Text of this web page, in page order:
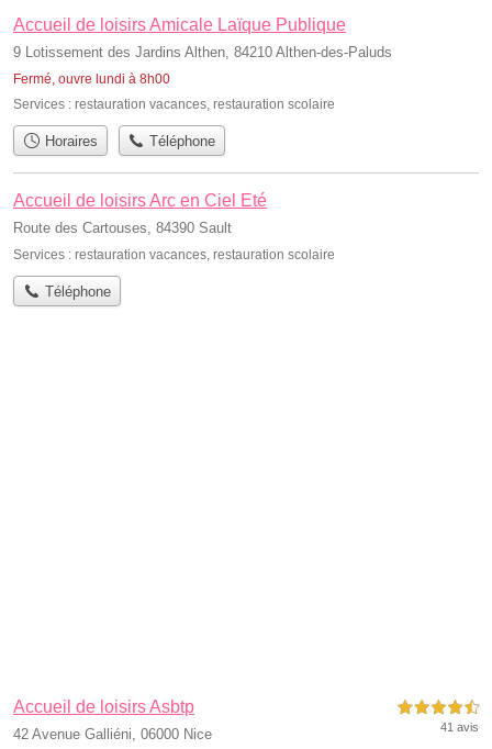
Accueil de loisirs Amicale Laïque Publique
9 Lotissement des Jardins Althen, 84210 Althen-des-Paluds
Fermé, ouvre lundi à 8h00
Services : restauration vacances restauration scolaire
Horaires Téléphone
Accueil de loisirs Arc en Ciel Eté
Route des Cartouses, 84390 Sault
Services : restauration vacances, restauration scolaire
Téléphone
Accueil de loisirs Asbtp
42 Avenue Galliéni, 06000 Nice
4,5 étoiles sur 5
41 avis